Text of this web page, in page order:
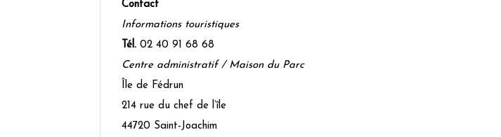
Contact
Informations touristiques
Tél. 02 40 91 68 68
Centre administratif / Maison du Parc
Île de Fédrun
214 rue du chef de l’île
44720 Saint-Joachim